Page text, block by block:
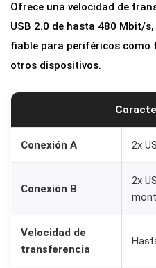
Ofrece una velocidad de
USB 2.0 de hasta 480 Mbit/
fiable para periféricos como
otros dispositivos.
Conexión A 2x
Conexión B
2x
Velocidad de
transferencia